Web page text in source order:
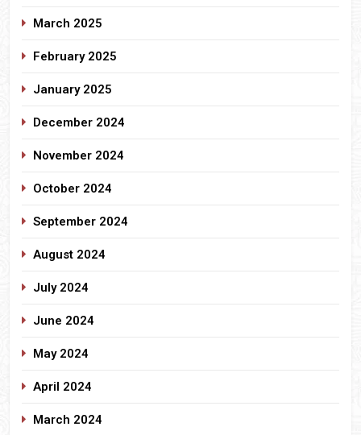
March 2025
February 2025
January 2025
December 2024
November 2024
October 2024
September 2024
August 2024
July 2024
June 2024
May 2024
April 2024
March 2024